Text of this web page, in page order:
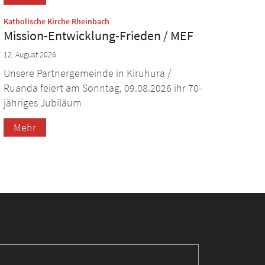
Katholische Kirche Rheinbach
Mission-Entwicklung-Frieden / MEF
12. August 2026
Unsere Partnergemeinde in Kiruhura /
Ruanda feiert am Sonntag, 09.08.2026 ihr 70-
jähriges Jubiläum
Mehr